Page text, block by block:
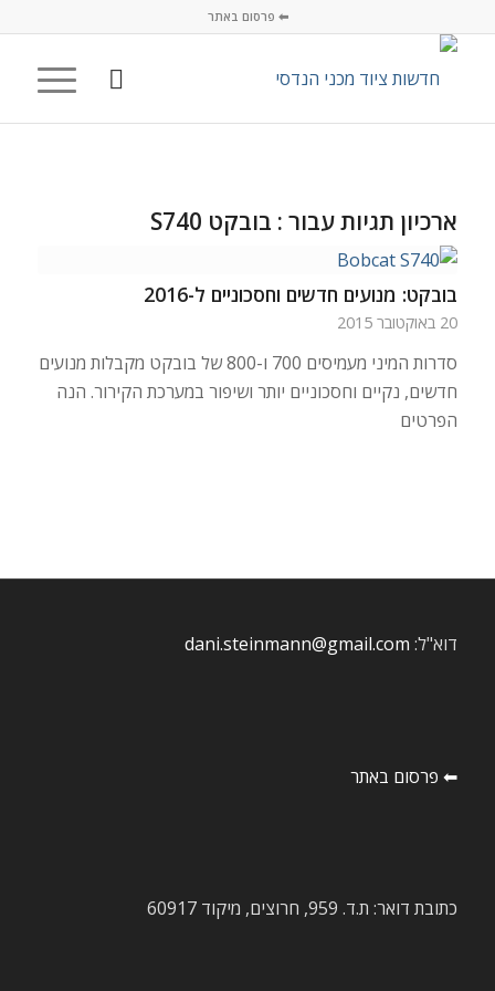
⬅ פרסום באתר
ארכיון תגיות עבור : בובקט S740
בובקט: מנועים חדשים וחסכוניים ל-2016
20 באוקטובר 2015
סדרות המיני מעמיסים 700 ו-800 של בובקט מקבלות מנועים
חדשים, נקיים וחסכוניים יותר ושיפור במערכת הקירור. הנה
הפרטים
דוא"ל: dani.steinmann@gmail.com
⬅ פרסום באתר
כתובת דואר: ת.ד. 959, חרוצים, מיקוד 60917